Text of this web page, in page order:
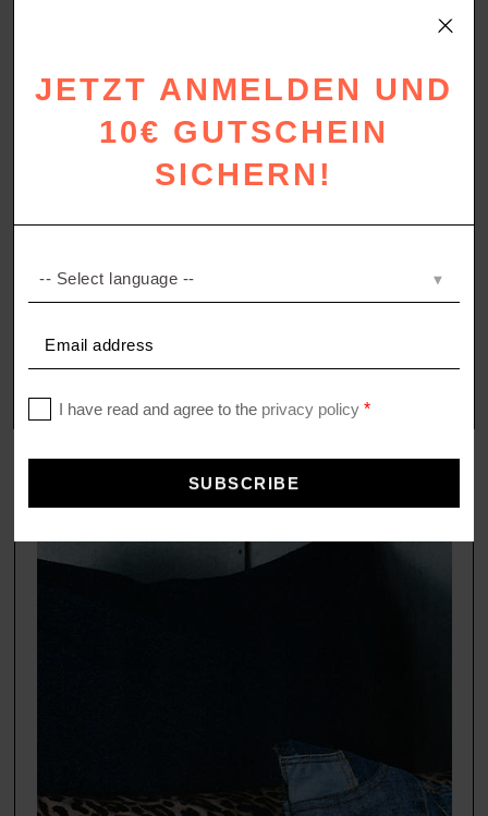
PANTS CAPE
Capes & Mäntel
189,00€
EASY DENIM
59,00€
JETZT ANMELDEN UND
10€ GUTSCHEIN
SICHERN!